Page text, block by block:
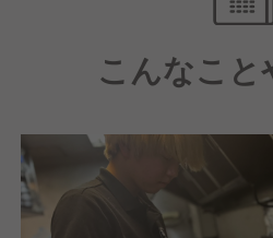
70店舗まで広がったブラン
最終決裁は本部が行いますが
現場を一番知るスタッフのア
どうすれば実際に形になるか
店舗経営の楽しさも難しさ
実体験として学べる環境が当
こんなこと